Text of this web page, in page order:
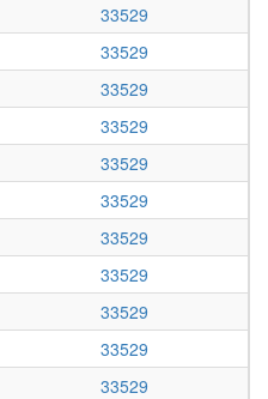
33529
33529
33529
33529
33529
33529
33529
33529
33529
33529
33529